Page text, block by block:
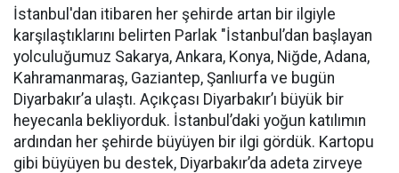
İstanbul'dan itibaren her şehirde artan bir ilgiyle
karşılaştıklarını belirten Parlak "İstanbul’dan başlayan
yolculuğumuz Sakarya, Ankara, Konya, Niğde, Adana,
Kahramanmaraş, Gaziantep, Şanlıurfa ve bugün
Diyarbakır’a ulaştı. Açıkçası Diyarbakır’ı büyük bir
heyecanla bekliyorduk. İstanbul’daki yoğun katılımın
ardından her şehirde büyüyen bir ilgi gördük. Kartopu
gibi büyüyen bu destek, Diyarbakır’da adeta zirveye